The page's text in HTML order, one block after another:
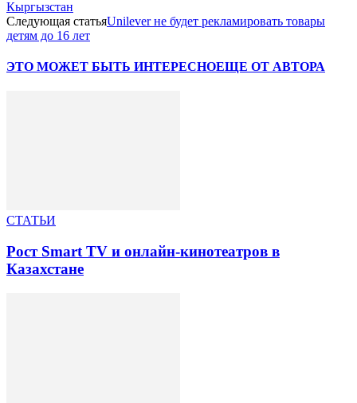
Кыргызстан
Следующая статьяUnilever не будет рекламировать товары
детям до 16 лет
ЭТО МОЖЕТ БЫТЬ ИНТЕРЕСНОЕЩЕ ОТ АВТОРА
СТАТЬИ
Рост Smart TV и онлайн-кинотеатров в
Казахстане